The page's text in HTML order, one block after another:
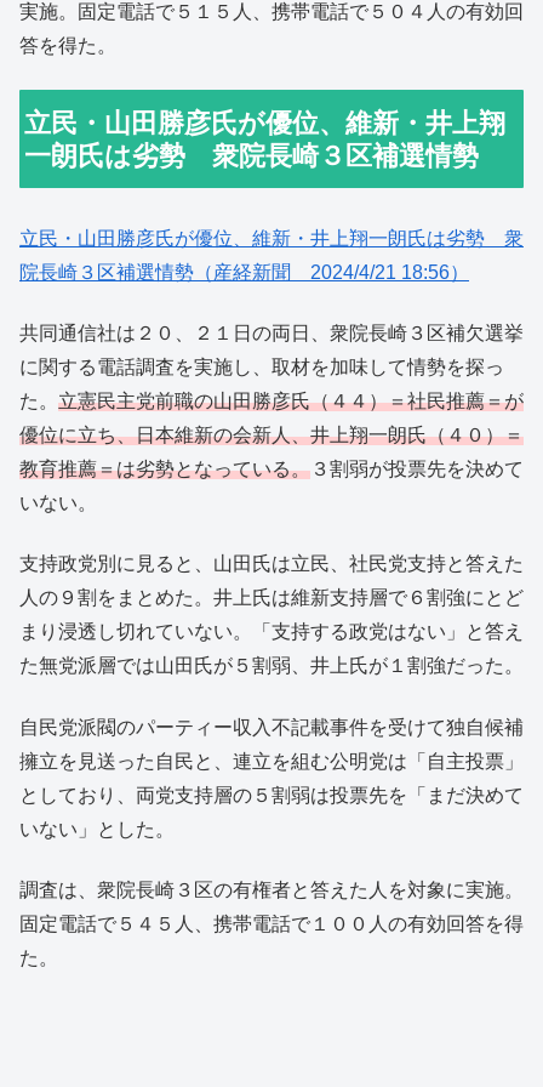
実施。固定電話で５１５人、携帯電話で５０４人の有効回
答を得た。
立民・山田勝彦氏が優位、維新・井上翔
一朗氏は劣勢 衆院長崎３区補選情勢
立民・山田勝彦氏が優位、維新・井上翔一朗氏は劣勢 衆
院長崎３区補選情勢（産経新聞 2024/4/21 18:56）
共同通信社は２０、２１日の両日、衆院長崎３区補欠選挙
に関する電話調査を実施し、取材を加味して情勢を探っ
た。 立憲民主党前職の山田勝彦氏（４４）＝社民推薦＝が
優位に立ち、日本維新の会新人、井上翔一朗氏（４０）＝
教育推薦＝は劣勢となっている。 ３割弱が投票先を決めて
いない。
支持政党別に見ると、山田氏は立民、社民党支持と答えた
人の９割をまとめた。井上氏は維新支持層で６割強にとど
まり浸透し切れていない。「支持する政党はない」と答え
た無党派層では山田氏が５割弱、井上氏が１割強だった。
自民党派閥のパーティー収入不記載事件を受けて独自候補
擁立を見送った自民と、連立を組む公明党は「自主投票」
としており、両党支持層の５割弱は投票先を「まだ決めて
いない」とした。
調査は、衆院長崎３区の有権者と答えた人を対象に実施。
固定電話で５４５人、携帯電話で１００人の有効回答を得
た。